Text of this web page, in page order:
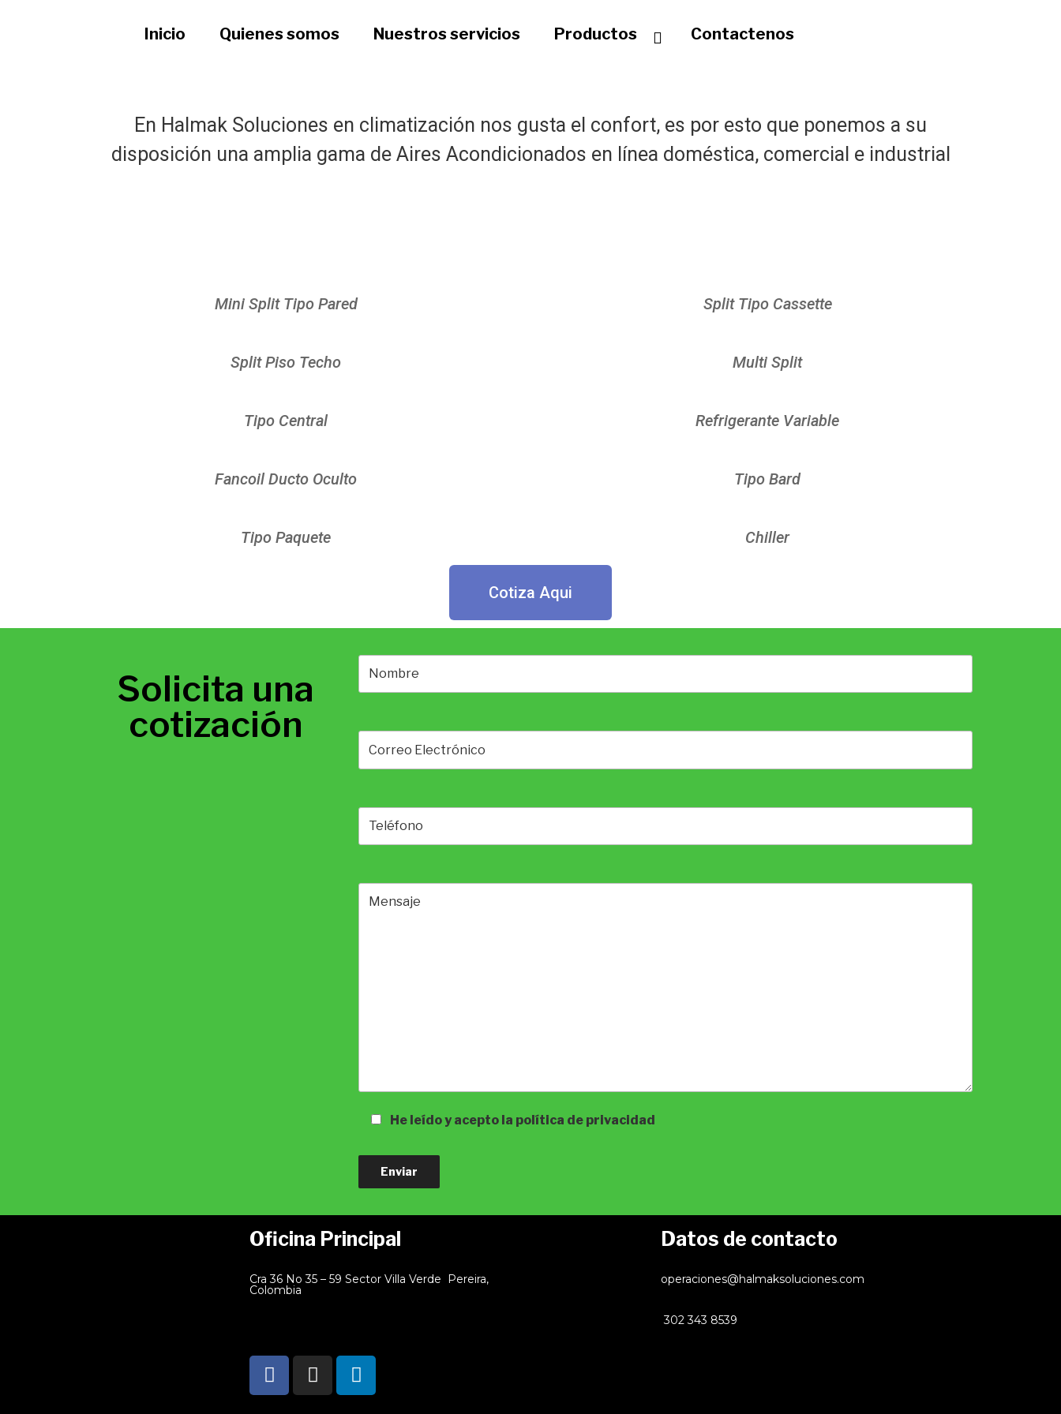
Inicio Quienes somos Nuestros servicios Productos Contactenos
En Halmak Soluciones en climatización nos gusta el confort, es por esto que ponemos a su
disposición una amplia gama de Aires Acondicionados en línea doméstica, comercial e industrial
Mini Split Tipo Pared Split Tipo Cassette
Split Piso Techo Multi Split
Tipo Central Refrigerante Variable
Fancoil Ducto Oculto Tipo Bard
Tipo Paquete Chiller
Cotiza Aqui
Solicita una
cotización
He leído y acepto la política de privacidad
Oficina Principal
Cra 36 No 35 – 59 Sector Villa Verde Pereira,
Colombia
Datos de contacto
operaciones@halmaksoluciones.com
302 343 8539